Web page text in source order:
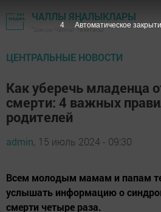
ЧАЛЛЫ ЯҢАЛЫКЛАРЫ
"Шәһри Чаллы" газетасы
ЦЕНТРАЛЬНЫЕ НОВОСТИ
Как уберечь младенца
смерти: 4 важных
родителей
admin, 15 июль 2024 - 09:30
Всем молодым мамам и папам
услышать информацию о
смерти четыре раза.
3 Автоматическое